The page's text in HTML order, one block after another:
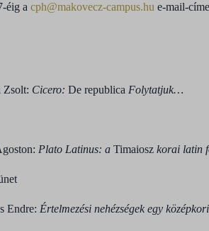
éig a cph@makovecz-campus.hu e-mail-
Zsolt: Cicero: De republica Folytatjuk…
Plato Latinus: a Timaiosz korai latin
Endre: Értelmezési nehézségek egy